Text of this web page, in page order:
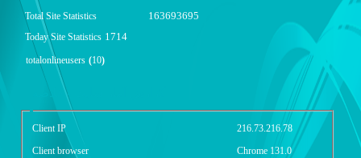
Total Site Statistics 163693695
Today Site Statistics 1714
totalonlineusers (10)
گزارش آمار سایت - خلاصه
Client IP
216.73.216.78
Client browser
Chrome 131.0